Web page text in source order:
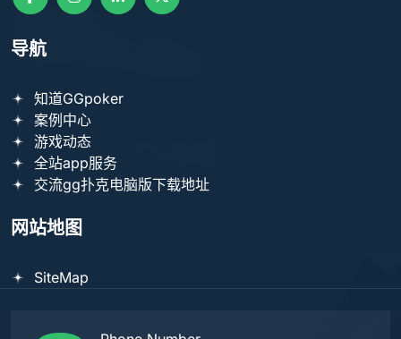
导航
知道GGpoker
案例中心
游戏动态
全站app服务
交流gg扑克电脑版下载地址
网站地图
SiteMap